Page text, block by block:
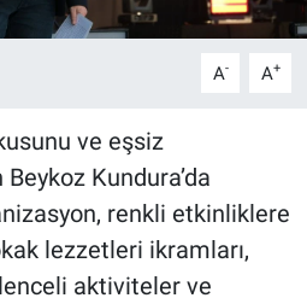
A- A+
ve eşsiz
Kundura’da
renkli etkinliklere
lezzetleri ikramları,
aktiviteler ve